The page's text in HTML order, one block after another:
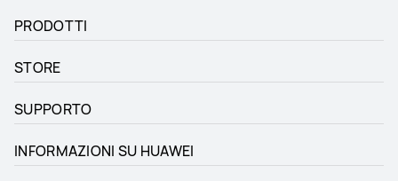
PRODOTTI
STORE
SUPPORTO
INFORMAZIONI SU HUAWEI